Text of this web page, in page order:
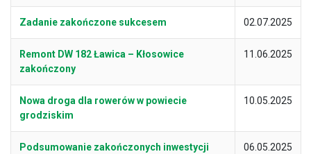
Zadanie zakończone sukcesem 02.07.2025
Remont DW 182 Ławica – Kłosowice
zakończony
11.06.2025
Nowa droga dla rowerów w powiecie
grodziskim
10.05.2025
Podsumowanie zakończonych inwestycji
06.05.2025